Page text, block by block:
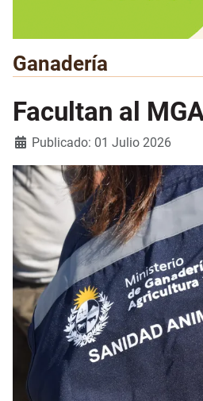
Ganadería
Facultan al
Detalles
Publicado: 01 Julio 2026